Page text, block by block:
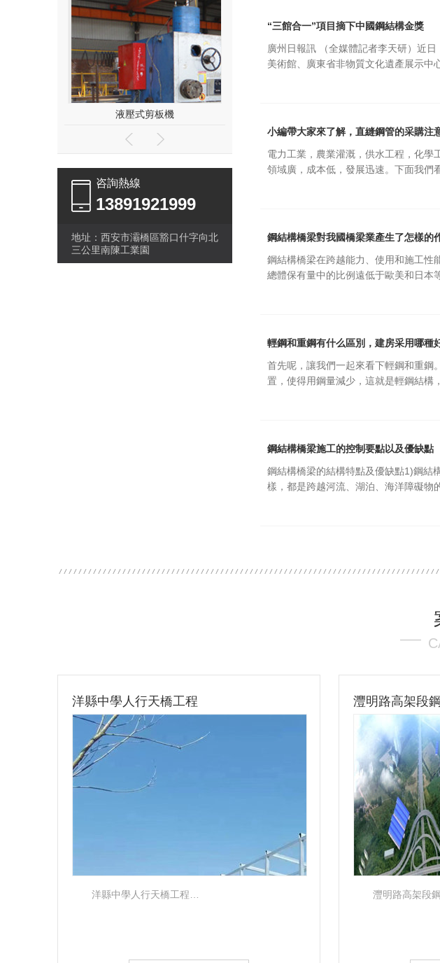
液壓式剪板機
咨詢熱線
13891921999
地址：西安市灞橋區豁口什字向北
三公里南陳工業園
“三館合一”項目摘下中國鋼結構金獎
廣州日報訊 （全媒體記者李天研）近
美術館、廣東省非物質文化遺產展示中
小編帶大家來了解，直縫鋼管的采購注
電力工業，農業灌溉，供水工程，化學
領域廣，成本低，發展迅速。下面我們
鋼結構橋梁對我國橋梁業產生了怎樣的
鋼結構橋梁在跨越能力、使用和施工性
總體保有量中的比例遠低于歐美和日本
輕鋼和重鋼有什么區別，建房采用哪種
首先呢，讓我們一起來看下輕鋼和重鋼
置，使得用鋼量減少，這就是輕鋼結構
鋼結構橋梁施工的控制要點以及優缺點
鋼結構橋梁的結構特點及優缺點1)鋼結
樣，都是跨越河流、湖泊、海洋障礙物
洋縣中學人行天橋工程
洋縣中學人行天橋工程…
灃明路高架段
灃明路高架段